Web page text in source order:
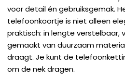
voor detail én gebruiksgemak.
telefoonkoortje is niet alleen
praktisch: in lengte verstelbaar,
gemaakt van duurzaam
draagt. Je kunt de
om de nek dragen.